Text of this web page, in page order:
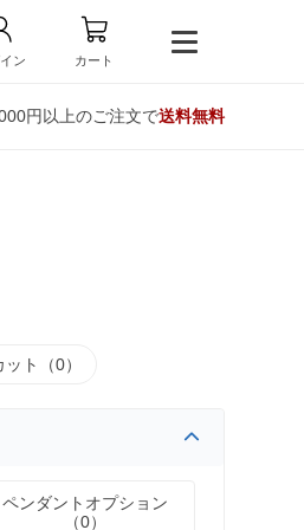
ン カート
円以上のご注文で送料無料
ト（0）
ペンダントオプション
（0）